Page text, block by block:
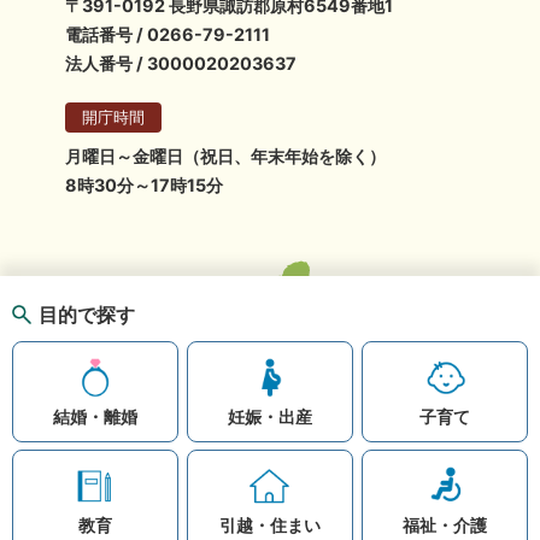
目的で探す
結婚・離婚 妊娠・出産 子育て
教育 引越・住まい 福祉・介護
〒391-0192 長野県諏訪郡原村6549番地1
電話番号 / 0266-79-2111
法人番号 / 3000020203637
開庁時間
月曜日～金曜日（祝日、年末年始を除く）
8時30分～17時15分